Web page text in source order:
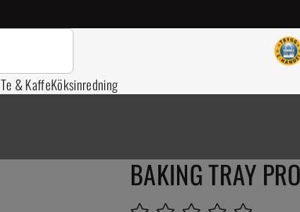
Te & KaffeKöksinredning
BAKING TRAY